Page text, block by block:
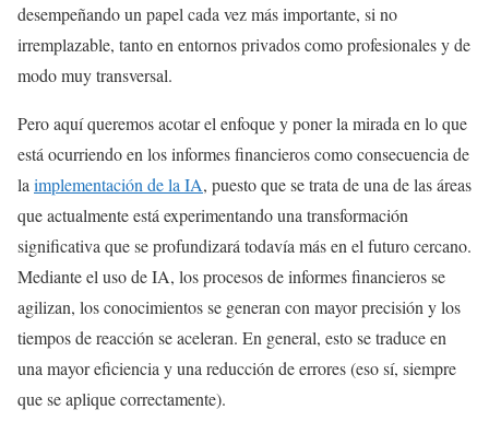
desempeñando un papel cada vez más importante, si no
irremplazable, tanto en entornos privados como profesionales y de
modo muy transversal.
Pero aquí queremos acotar el enfoque y poner la mirada en lo que
está ocurriendo en los informes financieros como consecuencia de
la implementación de la IA, puesto que se trata de una de las áreas
que actualmente está experimentando una transformación
significativa que se profundizará todavía más en el futuro cercano.
Mediante el uso de IA, los procesos de informes financieros se
agilizan, los conocimientos se generan con mayor precisión y los
tiempos de reacción se aceleran. En general, esto se traduce en
una mayor eficiencia y una reducción de errores (eso sí, siempre
que se aplique correctamente).